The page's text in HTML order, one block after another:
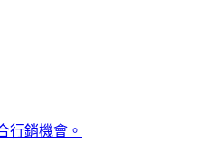
行銷機會。